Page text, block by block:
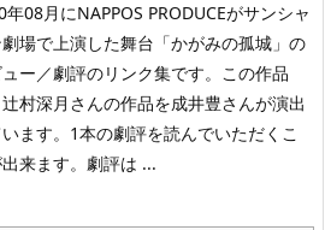
年08月にNAPPOS PRODUCEがサンシャ
場で上演した舞台「かがみの孤城」の
ュー／劇評のリンク集です。この作品
村深月さんの作品を成井豊さんが演出
います。1本の劇評を読んでいただくこ
出来ます。劇評は ...